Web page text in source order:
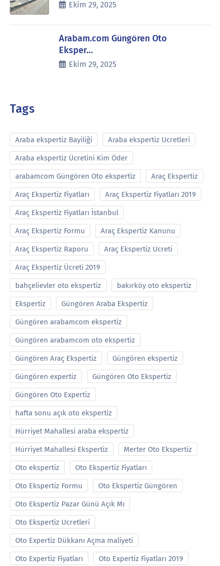
Ekim 29, 2025
Arabam.com Güngören Oto
Eksper…
Ekim 29, 2025
Tags
Araba ekspertiz Bayiliği Araba ekspertiz Ucretleri
Araba ekspertiz Ücretini Kim Öder
arabamcom Güngören Oto ekspertiz Araç Ekspertiz
Araç Ekspertiz Fiyatları Araç Ekspertiz Fiyatları 2019
Araç Ekspertiz Fiyatları İstanbul
Araç Ekspertiz Formu Araç Ekspertiz Kanunu
Araç Ekspertiz Raporu Araç Ekspertiz Ucreti
Araç Ekspertiz Ücreti 2019
bahçelievler oto ekspertiz bakırköy oto ekspertiz
Ekspertiz Güngören Araba Ekspertiz
Güngören arabamcom ekspertiz
Güngören arabamcom oto ekspertiz
Güngören Araç Ekspertiz Güngören ekspertiz
Güngören expertiz Güngören Oto Ekspertiz
Güngören Oto Expertiz
hafta sonu açık oto ekspertiz
Hürriyet Mahallesi araba ekspertiz
Hürriyet Mahallesi Ekspertiz Merter Oto Ekspertiz
Oto ekspertiz Oto Ekspertiz Fiyatları
Oto Ekspertiz Formu Oto Ekspertiz Güngören
Oto Ekspertiz Pazar Günü Açık Mı
Oto Ekspertiz Ucretleri
Oto Expertiz Dükkanı Açma maliyeti
Oto Expertiz Fiyatları Oto Expertiz Fiyatları 2019